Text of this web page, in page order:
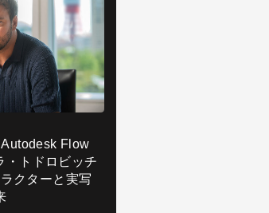
な使用ツールは
名で、
モデラーになるこ
作に励んでいる。
Autodesk Flow
・トドロビッチ
クターと実写